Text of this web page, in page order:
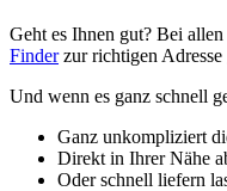
Geht es Ihnen gut? Bei
Finderzur richtigen Adresse
Und wenn es ganz schnell
Ganz unkompliziert
Direkt in Ihrer Nähe
Oder schnell liefern